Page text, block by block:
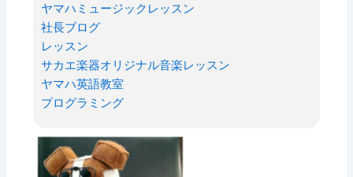
ヤマハミュージックレッスン
社長ブログ
レッスン
サカエ楽器オリジナル音楽レッスン
ヤマハ英語教室
プログラミング